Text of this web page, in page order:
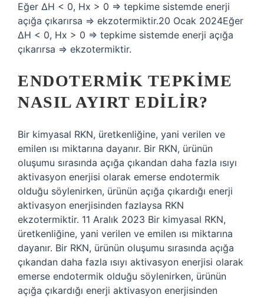
Eğer ΔH < 0, Hx > 0 => tepkime sistemde enerji
açığa çıkarırsa => ekzotermiktir.20 Ocak 2024Eğer
ΔH < 0, Hx > 0 => tepkime sistemde enerji açığa
çıkarırsa => ekzotermiktir.
ENDOTERMIK TEPKIME
NASIL AYIRT EDILIR?
Bir kimyasal RKN, üretkenliğine, yani verilen ve
emilen ısı miktarına dayanır. Bir RKN, ürünün
oluşumu sırasında açığa çıkandan daha fazla ısıyı
aktivasyon enerjisi olarak emerse endotermik
olduğu söylenirken, ürünün açığa çıkardığı enerji
aktivasyon enerjisinden fazlaysa RKN
ekzotermiktir. 11 Aralık 2023 Bir kimyasal RKN,
üretkenliğine, yani verilen ve emilen ısı miktarına
dayanır. Bir RKN, ürünün oluşumu sırasında açığa
çıkandan daha fazla ısıyı aktivasyon enerjisi olarak
emerse endotermik olduğu söylenirken, ürünün
açığa çıkardığı enerji aktivasyon enerjisinden